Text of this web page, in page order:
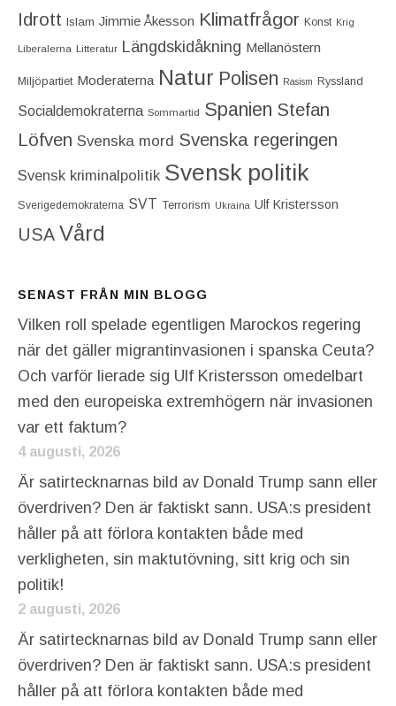
Idrott Islam Jimmie Åkesson Klimatfrågor Konst Krig
Liberalerna Litteratur Längdskidåkning Mellanöstern
Miljöpartiet Moderaterna Natur Polisen Rasism Ryssland
Socialdemokraterna Sommartid Spanien Stefan
Löfven Svenska mord Svenska regeringen
Svensk kriminalpolitik Svensk politik
Sverigedemokraterna SVT Terrorism Ukraina Ulf Kristersson
USA Vård
SENAST FRÅN MIN BLOGG
Vilken roll spelade egentligen Marockos regering
när det gäller migrantinvasionen i spanska Ceuta?
Och varför lierade sig Ulf Kristersson omedelbart
med den europeiska extremhögern när invasionen
var ett faktum?
4 augusti, 2026
Är satirtecknarnas bild av Donald Trump sann eller
överdriven? Den är faktiskt sann. USA:s president
håller på att förlora kontakten både med
verkligheten, sin maktutövning, sitt krig och sin
politik!
2 augusti, 2026
Är satirtecknarnas bild av Donald Trump sann eller
överdriven? Den är faktiskt sann. USA:s president
håller på att förlora kontakten både med